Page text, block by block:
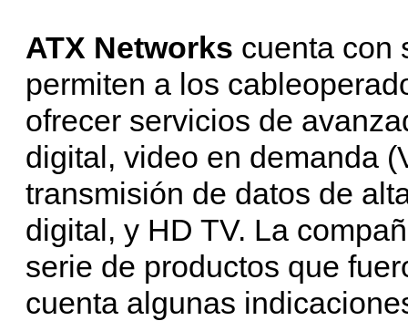
ATX Networks cuenta con
permiten a los
ofrecer servicios de
digital, video en demanda
transmisión de datos de
digital, y HD TV. La
serie de productos que
cuenta algunas